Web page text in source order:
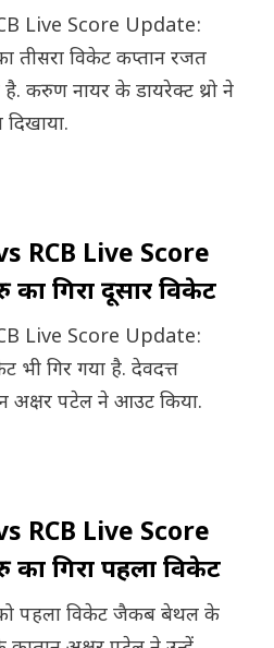
Live Score Update:
तीसरा विकेट कप्तान रजत
है. करुण नायर के डायरेक्ट थ्रो ने
दिखाया.
RCB Live Score
गिरा दूसार विकेट
Live Score Update:
भी गिर गया है. देवदत्त
अक्षर पटेल ने आउट किया.
RCB Live Score
गिरा पहला विकेट
पहला विकेट जैकब बेथल के